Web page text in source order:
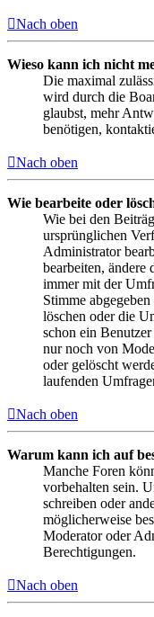
Nach oben
Wieso kann ich nicht
Die maximal
wird durch die
glaubst, mehr
benötigen,
Nach oben
Wie bearbeite oder
Wie bei den
ursprünglichen
Administrator
bearbeiten, ändere
immer mit der
Stimme
löschen oder die
schon ein
nur noch von
oder gelöscht
laufenden
Nach oben
Warum kann ich auf
Manche Foren
vorbehalten sein.
schreiben oder
möglicherweise
Moderator oder
Berechtigungen.
Nach oben